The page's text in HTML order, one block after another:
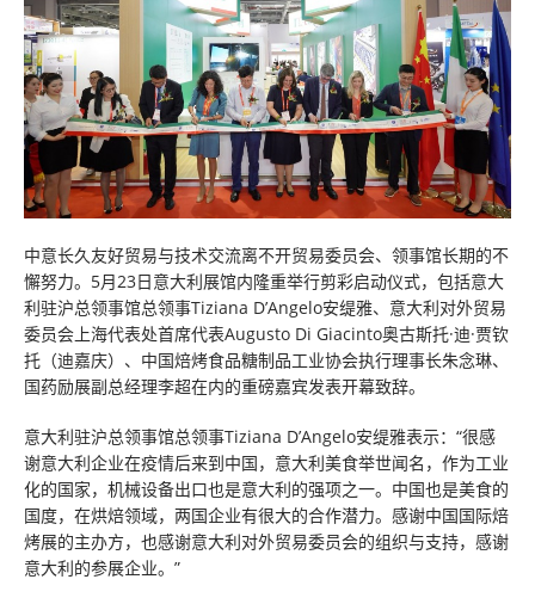
中意长久友好贸易与技术交流离不开贸易委员会、领事馆长期的不
懈努力。5月23日意大利展馆内隆重举行剪彩启动仪式，包括意大
利驻沪总领事馆总领事Tiziana D’Angelo安缇雅、意大利对外贸易
委员会上海代表处首席代表Augusto Di Giacinto奥古斯托·迪·贾钦
托（迪嘉庆）、中国焙烤食品糖制品工业协会执行理事长朱念琳、
国药励展副总经理李超在内的重磅嘉宾发表开幕致辞。
意大利驻沪总领事馆总领事Tiziana D’Angelo安缇雅表示：“很感
谢意大利企业在疫情后来到中国，意大利美食举世闻名，作为工业
化的国家，机械设备出口也是意大利的强项之一。中国也是美食的
国度，在烘焙领域，两国企业有很大的合作潜力。感谢中国国际焙
烤展的主办方，也感谢意大利对外贸易委员会的组织与支持，感谢
意大利的参展企业。”